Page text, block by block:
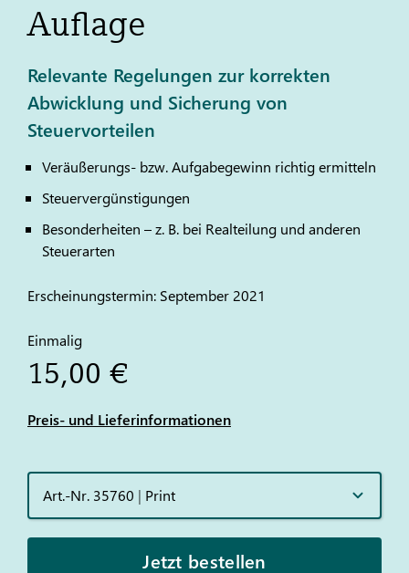
Auflage
Relevante Regelungen zur korrekten
Abwicklung und Sicherung von
Steuervorteilen
Veräußerungs- bzw. Aufgabegewinn richtig ermitteln
Steuervergünstigungen
Besonderheiten – z. B. bei Realteilung und anderen
Steuerarten
Erscheinungstermin: September 2021
Einmalig
15,00 €
Preis- und Lieferinformationen
Art.-Nr. 35760 | Print
Jetzt bestellen